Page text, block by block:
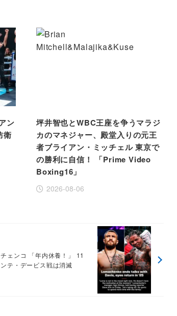
ン
衛
坪井智也とWBC王座を争うマラジ
カのマネジャー、殿堂入りの元王
者ブライアン・ミッチェル 東京で
の勝利に自信！ 「Prime Video
Boxing16」
2026-08-06
ェンコ 「年内休養！」 11
テ・デービス戦は消滅